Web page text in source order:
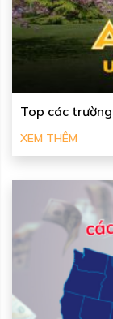
Top các
XEM THÊM